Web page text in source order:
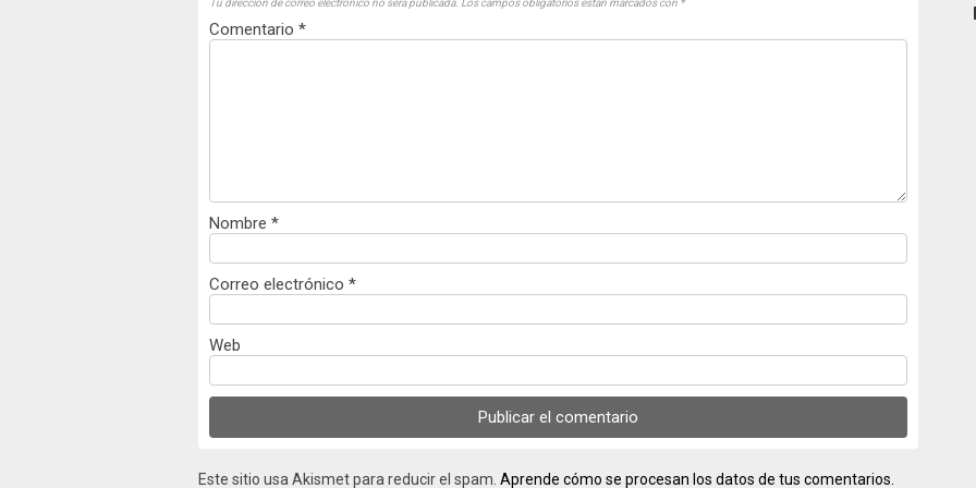
Tu dirección de correo electrónico no será publicada. Los campos obligatorios están marcados con *
Comentario *
Nombre *
Correo electrónico *
Web
Este sitio usa Akismet para reducir el spam. Aprende cómo se procesan los datos de tus comentarios.